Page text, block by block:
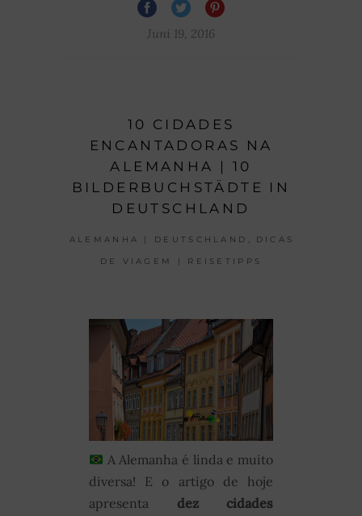
Juni 19, 2016
10 CIDADES
ENCANTADORAS NA
ALEMANHA | 10
BILDERBUCHSTÄDTE IN
DEUTSCHLAND
ALEMANHA | DEUTSCHLAND DICAS
DE VIAGEM | REISETIPPS
A Alemanha é linda e muito
diversa! E o artigo de hoje
apresenta dez
cidades